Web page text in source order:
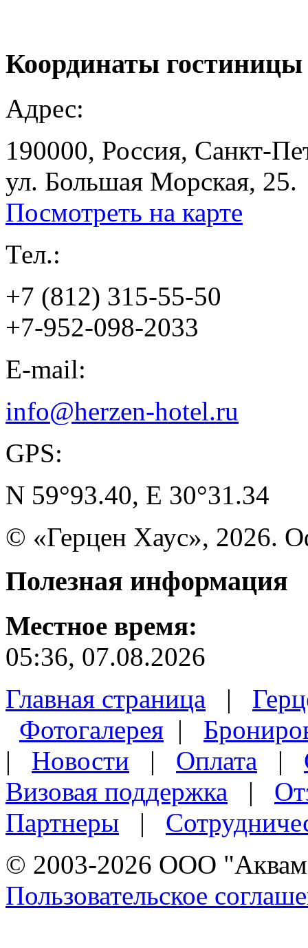
Координаты гостиницы
Адрес:
190000, Россия, Санкт-
ул. Большая Морская, 25.
Посмотреть на карте
Тел.:
+7 (812) 315-55-50
+7-952-098-2033
E-mail:
info@herzen-hotel.ru
GPS:
N 59°93.40, E 30°31.34
© «Герцен Хаус», 2026.
Полезная информация
Местное время:
05:36, 07.08.2026
Главная страница |
Фотогалерея |
| Новости | Оплата |
Визовая поддержка |
Партнеры |
© 2003-2026 ООО
Пользовательское